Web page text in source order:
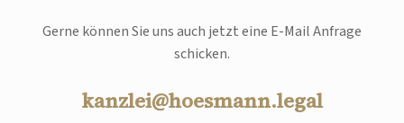
Gerne können Sie uns auch jetzt eine E-Mail Anfrage
schicken.
kanzlei@hoesmann.legal